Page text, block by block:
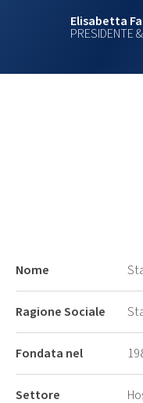
Elisabetta
PRESIDENTE
Nome
Ragione Sociale
Fondata nel
Settore